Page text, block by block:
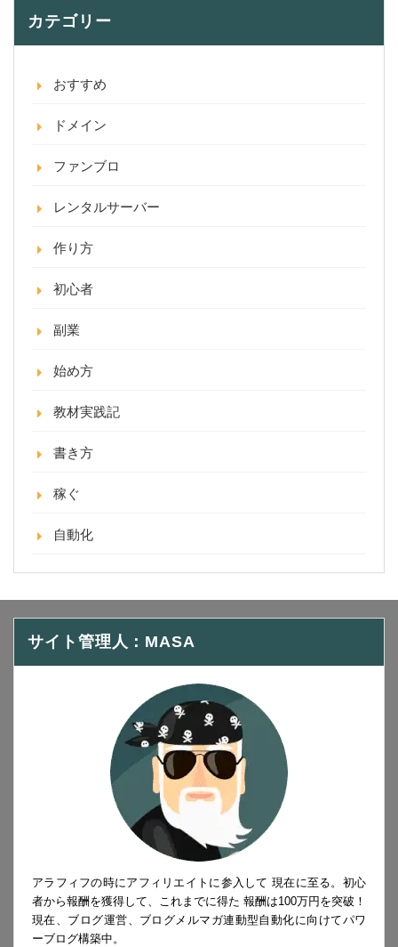
カテゴリー
おすすめ
ドメイン
ファンブロ
レンタルサーバー
作り方
初心者
副業
始め方
教材実践記
書き方
稼ぐ
自動化
サイト管理人：MASA
アラフィフの時にアフィリエイトに参入して 現在に至る。初心
者から報酬を獲得して、これまでに得た 報酬は100万円を突破！
現在、ブログ運営、ブログメルマガ連動型自動化に向けてパワ
ーブログ構築中。